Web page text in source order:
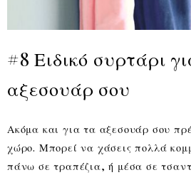
#8 Ειδικό συρτάρι
αξεσουάρ σου
Ακόμα και για τα αξεσουάρ σου
χώρο. Μπορεί να χάσεις πολλά
πάνω σε τραπέζια, ή μέσα σε